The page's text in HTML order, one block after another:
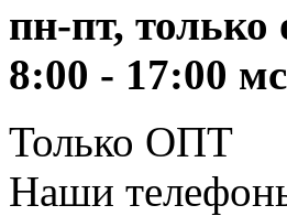
пн-пт,
8:00 - 17:00
Только ОПТ
Наши